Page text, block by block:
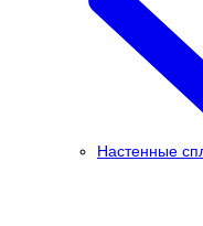
Настенные